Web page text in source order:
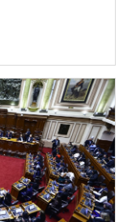
PCM asista al
ineficiencia del